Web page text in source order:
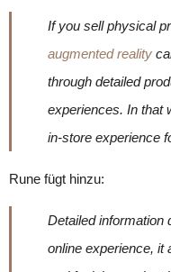
If you sell physical
augmented reality
through detailed
experiences. In that
in-store experience
Rune fügt hinzu:
Detailed information
online experience, it